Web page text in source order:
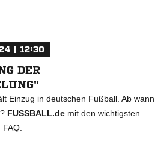
| 12:30
DER
Einzug in deutschen Fußball. Ab wann
FUSSBALL.de mit den wichtigsten